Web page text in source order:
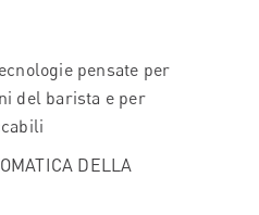
pensate per
del barista e per
DELLA